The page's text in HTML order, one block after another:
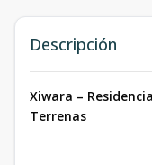
Descripción
Xiwara –
Terrenas